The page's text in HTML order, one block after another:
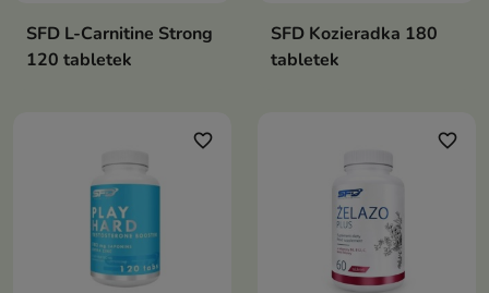
SFD L-Carnitine Strong
120 tabletek
SFD Kozieradka 180
tabletek
favorite_border favorite_border